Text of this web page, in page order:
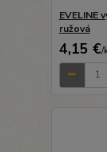
EVELINE
ružová
4,15 €/